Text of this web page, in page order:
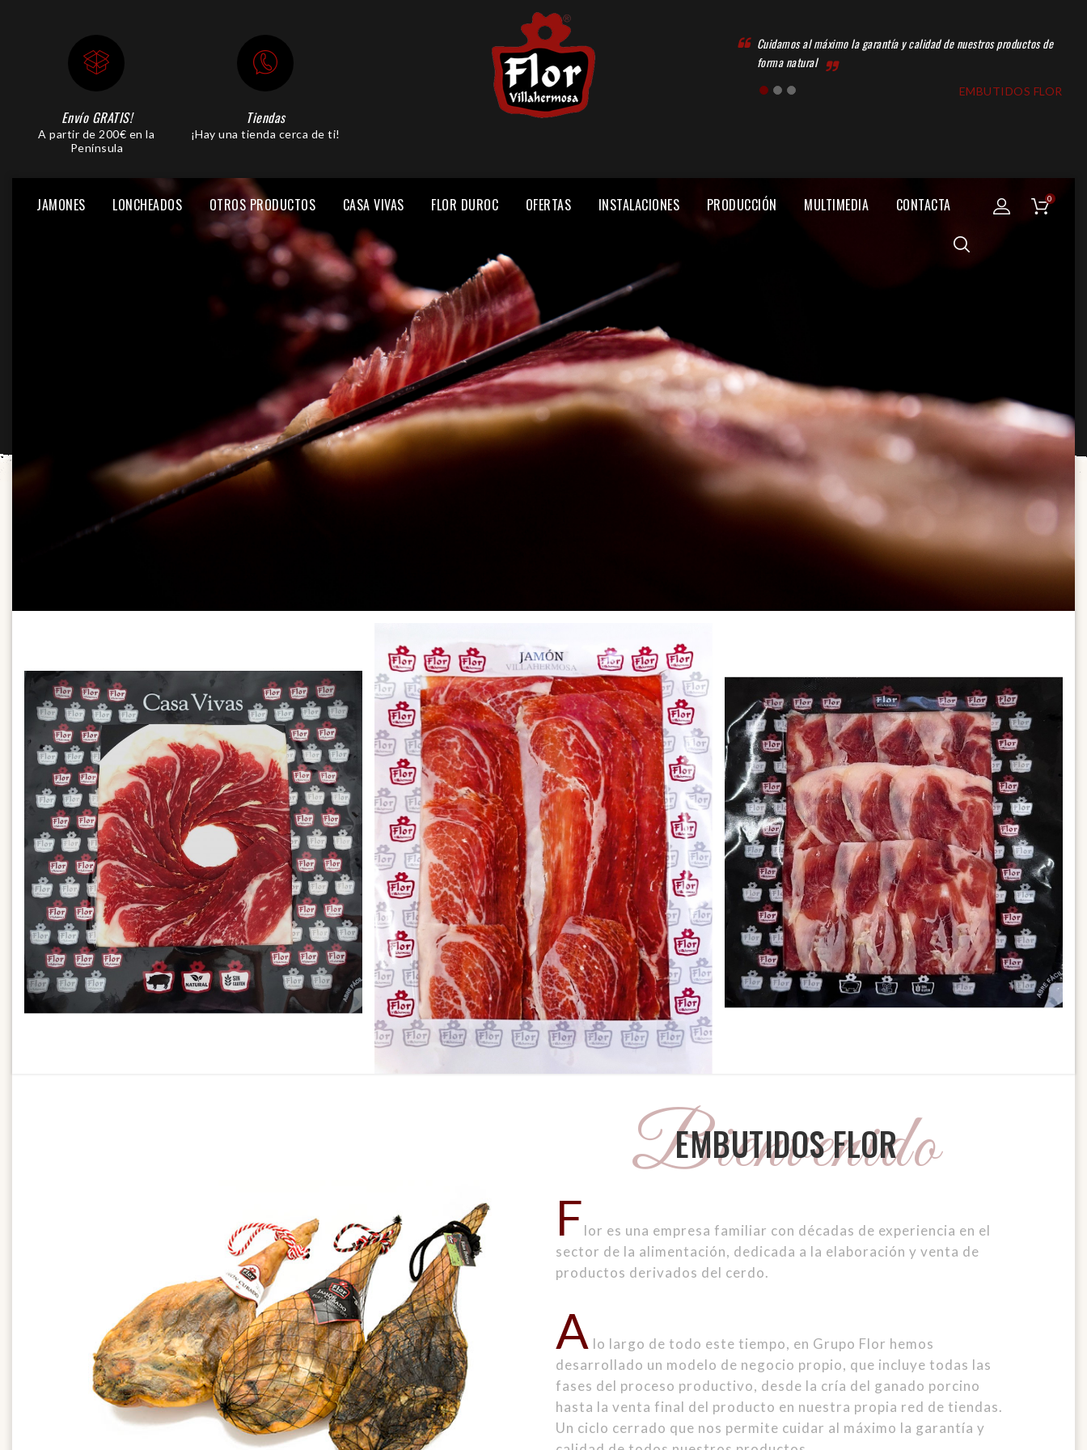
Envío GRATIS!
A partir de 200€ en la
Península
Tiendas
¡Hay una tienda cerca de ti!
Cuidamos al máximo la garantía y calidad de nuestros productos de
forma natural
EMBUTIDOS FLOR
JAMONES LONCHEADOS OTROS PRODUCTOS CASA VIVAS FLOR DUROC OFERTAS INSTALACIONES PRODUCCIÓN MULTIMEDIA CONTACTA 0
Bienvenido
EMBUTIDOS FLOR
Flor es una empresa familiar con décadas de experiencia en el
sector de la alimentación, dedicada a la elaboración y venta de
productos derivados del cerdo.
A lo largo de todo este tiempo, en Grupo Flor hemos
desarrollado un modelo de negocio propio, que incluye todas las
fases del proceso productivo, desde la cría del ganado porcino
hasta la venta final del producto en nuestra propia red de tiendas.
Un ciclo cerrado que nos permite cuidar al máximo la garantía y